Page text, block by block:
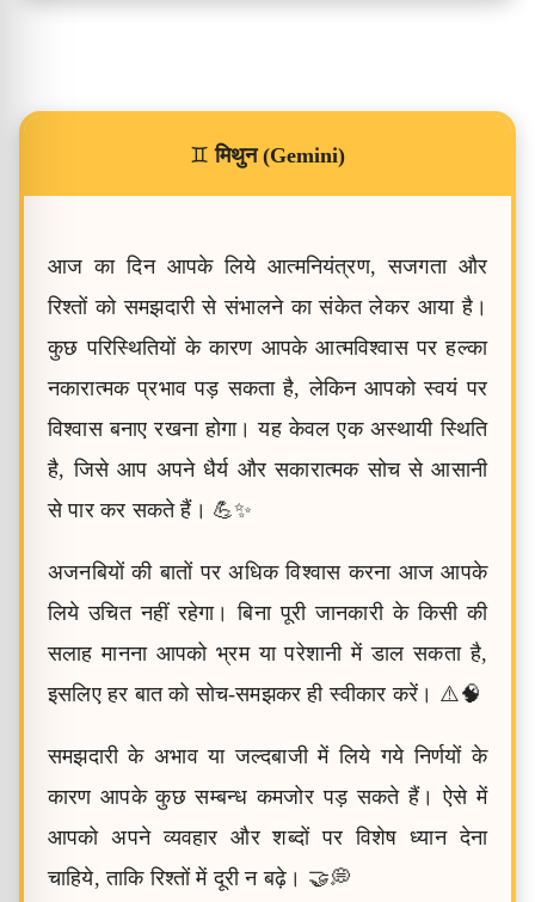
♊मिथुन (Gemini)
आज का दिन आपके लिये आत्मनियंत्रण, सजगता और
रिश्तों को समझदारी से संभालने का संकेत लेकर आया है।
कुछ परिस्थितियों के कारण आपके आत्मविश्वास पर हल्का
नकारात्मक प्रभाव पड़ सकता है, लेकिन आपको स्वयं पर
विश्वास बनाए रखना होगा। यह केवल एक अस्थायी स्थिति
है, जिसे आप अपने धैर्य और सकारात्मक सोच से आसानी
से पार कर सकते हैं। 💪✨
अजनबियों की बातों पर अधिक विश्वास करना आज आपके
लिये उचित नहीं रहेगा। बिना पूरी जानकारी के किसी की
सलाह मानना आपको भ्रम या परेशानी में डाल सकता है,
इसलिए हर बात को सोच-समझकर ही स्वीकार करें। ⚠️🧠
समझदारी के अभाव या जल्दबाजी में लिये गये निर्णयों के
कारण आपके कुछ सम्बन्ध कमजोर पड़ सकते हैं। ऐसे में
आपको अपने व्यवहार और शब्दों पर विशेष ध्यान देना
चाहिये, ताकि रिश्तों में दूरी न बढ़े। 🤝💭